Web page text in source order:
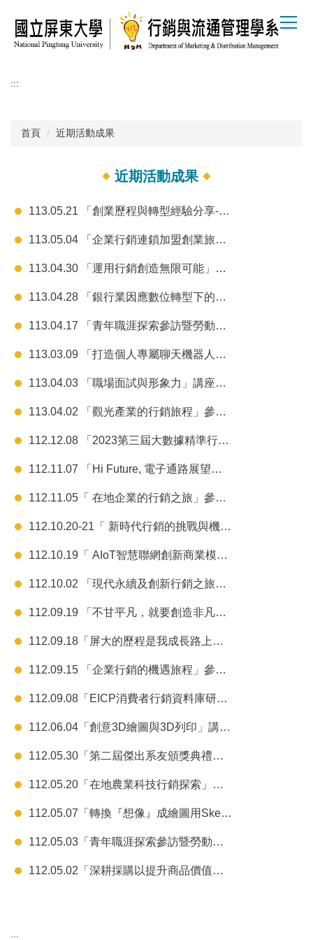
主
容
:::
首頁 近期活動成果
近期活動成果
113.05.21 「創業歷程與轉型經驗分享-以大陸管顧諮詢行業為例」講座結案報告
113.05.04 「企業行銷連鎖加盟創業旅程」參訪結案報告
113.04.30 「運用行銷創造無限可能」講座結案報告
113.04.28 「銀行業因應數位轉型下的客群經營策略」講座結案報告
113.04.17 「青年職涯探索參訪暨勞動權益」講座結案報告
113.03.09 「打造個人專屬聊天機器人」研習結案報告
113.04.03 「職場面試與形象力」講座結案報告
113.04.02 「觀光產業的行銷旅程」參訪結案報告
112.12.08 「2023第三屆大數據精準行銷盃」競賽結案報告
112.11.07 「Hi Future, 電子通路展望與未來」講座結案報告
112.11.05「 在地企業的行銷之旅」參訪結案報告
112.10.20-21「 新時代行銷的挑戰與機遇」參訪結案報告
112.10.19「 AIoT智慧聯網創新商業模式開發與經營」結案報告
112.10.02 「現代永續及創新行銷之旅」參訪結案報告
112.09.19 「不甘平凡，就要創造非凡」講座結案報告
112.09.18「屏大的歷程是我成長路上的禮物」結案報告
112.09.15 「企業行銷的機遇旅程」參訪結案報告
112.09.08「EICP消費者行銷資料庫研習營及說明會」結案報告
112.06.04「創意3D繪圖與3D列印」講座結案報告
112.05.30「第二屆傑出系友頒獎典禮暨專題講座」結案報告
112.05.20「在地農業科技行銷探索」參訪結案報告
112.05.07「轉換『想像』成繪圖用SketchUp呈現您的夢想」講座結案報告
112.05.03「青年職涯探索參訪暨勞動權益講座」結案報告
112.05.02「深耕採購以提升商品價值之實戰案例分析」講座結案報告